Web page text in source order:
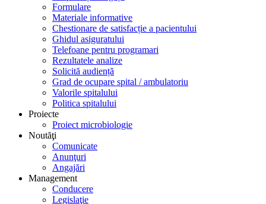
Formulare
Materiale informative
Chestionare de satisfacție a pacientului
Ghidul asiguratului
Telefoane pentru programari
Rezultatele analize
Solicită audiență
Grad de ocupare spital / ambulatoriu
Valorile spitalului
Politica spitalului
Proiecte
Proiect microbiologie
Noutăţi
Comunicate
Anunţuri
Angajări
Management
Conducere
Legislaţie